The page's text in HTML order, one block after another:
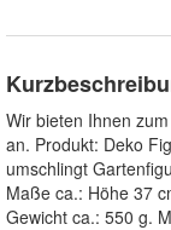
Wir bieten Ihnen
an. Produkt: Deko
umschlingt
Maße ca.: Höhe 37
Gewicht ca.: 550 g.